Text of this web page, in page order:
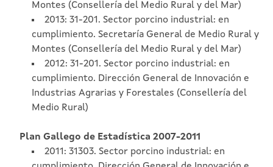
Montes (Consellería del Medio Rural y del Mar)
2013: 31-201. Sector porcino industrial: en
cumplimiento. Secretaría General de Medio Rural y
Montes (Consellería del Medio Rural y del Mar)
2012: 31-201. Sector porcino industrial: en
cumplimiento. Dirección General de Innovación e
Industrias Agrarias y Forestales (Consellería del
Medio Rural)
Plan Gallego de Estadística 2007-2011
2011: 31303. Sector porcino industrial: en